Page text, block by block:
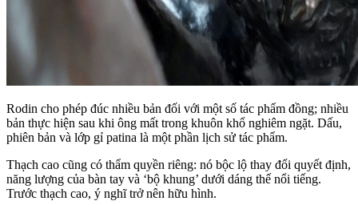
Rodin cho phép đúc nhiều bản đối với một số tác phẩm đồng; nhiều
bản thực hiện sau khi ông mất trong khuôn khổ nghiêm ngặt. Dấu,
phiên bản và lớp gỉ patina là một phần lịch sử tác phẩm.
Thạch cao cũng có thẩm quyền riêng: nó bộc lộ thay đổi quyết định,
năng lượng của bàn tay và ‘bộ khung’ dưới dáng thế nổi tiếng.
Trước thạch cao, ý nghĩ trở nên hữu hình.